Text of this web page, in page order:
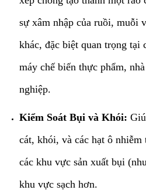
sự xâm nhập của ruồi, muỗi
khác, đặc biệt quan trọng tại
máy chế biến thực phẩm,
nghiệp.
Kiểm Soát Bụi và Khói:
cát, khói, và các hạt ô
các khu vực sản xuất bụi
khu vực sạch hơn.